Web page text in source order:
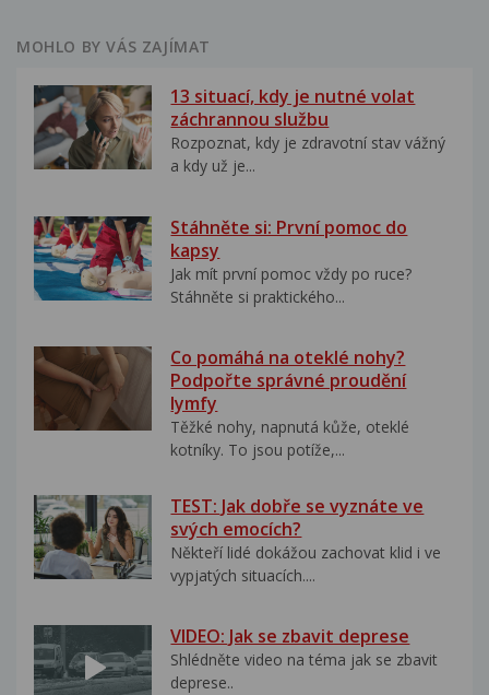
MOHLO BY VÁS ZAJÍMAT
13 situací, kdy je nutné volat
záchrannou službu
Rozpoznat, kdy je zdravotní stav vážný
a kdy už je...
Stáhněte si: První pomoc do
kapsy
Jak mít první pomoc vždy po ruce?
Stáhněte si praktického...
Co pomáhá na oteklé nohy?
Podpořte správné proudění
lymfy
Těžké nohy, napnutá kůže, oteklé
kotníky. To jsou potíže,...
TEST: Jak dobře se vyznáte ve
svých emocích?
Někteří lidé dokážou zachovat klid i ve
vypjatých situacích....
VIDEO: Jak se zbavit deprese
Shlédněte video na téma jak se zbavit
deprese..